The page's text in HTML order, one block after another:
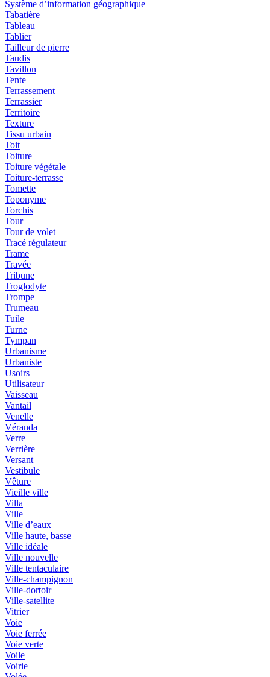
Système d’information géographique
Tabatière
Tableau
Tablier
Tailleur de pierre
Taudis
Tavillon
Tente
Terrassement
Terrassier
Territoire
Texture
Tissu urbain
Toit
Toiture
Toiture végétale
Toiture-terrasse
Tomette
Toponyme
Torchis
Tour
Tour de volet
Tracé régulateur
Trame
Travée
Tribune
Troglodyte
Trompe
Trumeau
Tuile
Turne
Tympan
Urbanisme
Urbaniste
Usoirs
Utilisateur
Vaisseau
Vantail
Venelle
Véranda
Verre
Verrière
Versant
Vestibule
Vêture
Vieille ville
Villa
Ville
Ville d’eaux
Ville haute, basse
Ville idéale
Ville nouvelle
Ville tentaculaire
Ville-champignon
Ville-dortoir
Ville-satellite
Vitrier
Voie
Voie ferrée
Voie verte
Voile
Voirie